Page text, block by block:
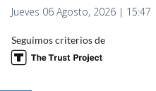
Jueves 06 Agosto, 2026 | 15:47
Seguimos criterios de